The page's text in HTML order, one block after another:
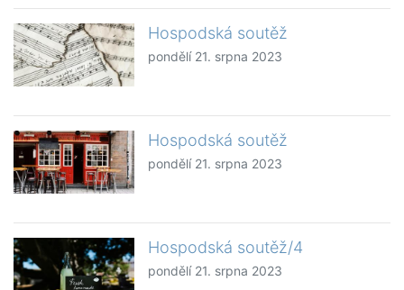
Hospodská soutěž
pondělí 21. srpna 2023
Hospodská soutěž
pondělí 21. srpna 2023
Hospodská soutěž/4
pondělí 21. srpna 2023